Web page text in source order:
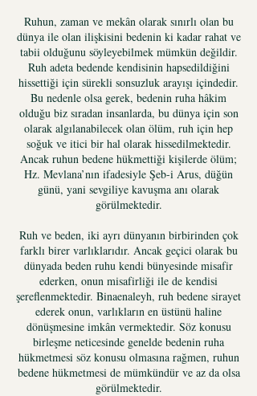
Ruhun, zaman ve mekân olarak sınırlı olan bu
dünya ile olan ilişkisini bedenin ki kadar rahat ve
tabii olduğunu söyleyebilmek mümkün değildir.
Ruh adeta bedende kendisinin hapsedildiğini
hissettiği için sürekli sonsuzluk arayışı içindedir.
Bu nedenle olsa gerek, bedenin ruha hâkim
olduğu biz sıradan insanlarda, bu dünya için son
olarak algılanabilecek olan ölüm, ruh için hep
soğuk ve itici bir hal olarak hissedilmektedir.
Ancak ruhun bedene hükmettiği kişilerde ölüm;
Hz. Mevlana’nın ifadesiyle Şeb-i Arus, düğün
günü, yani sevgiliye kavuşma anı olarak
görülmektedir.
Ruh ve beden, iki ayrı dünyanın birbirinden çok
farklı birer varlıklarıdır. Ancak geçici olarak bu
dünyada beden ruhu kendi bünyesinde misafir
ederken, onun misafirliği ile de kendisi
şereflenmektedir. Binaenaleyh, ruh bedene sirayet
ederek onun, varlıkların en üstünü haline
dönüşmesine imkân vermektedir. Söz konusu
birleşme neticesinde genelde bedenin ruha
hükmetmesi söz konusu olmasına rağmen, ruhun
bedene hükmetmesi de mümkündür ve az da olsa
görülmektedir.